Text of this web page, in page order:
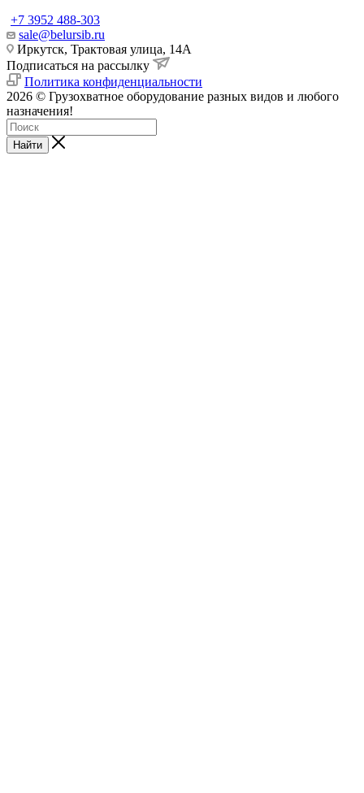
+7 3952 488-303
sale@belursib.ru
Иркутск, Трактовая улица, 14А
Подписаться на рассылку
Политика конфиденциальности
2026 © Грузохватное оборудование разных видов и любого
назначения!
Найти